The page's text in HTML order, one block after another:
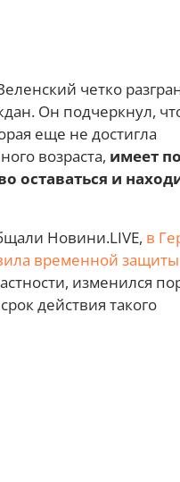
четко
Он подчеркнул,
еще не достигла
возраста, имеет
оставаться и
Новини.LIVE, в
временной защиты
изменился
действия такого